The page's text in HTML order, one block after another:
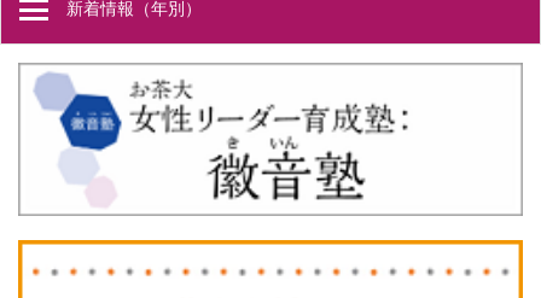
新着情報（年別）